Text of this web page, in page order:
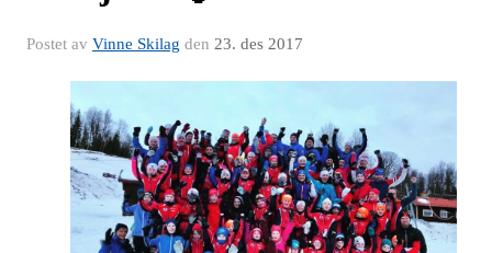
Postet av Vinne Skilag den 23. des 2017